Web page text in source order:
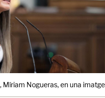
Míriam Nogueras, en una